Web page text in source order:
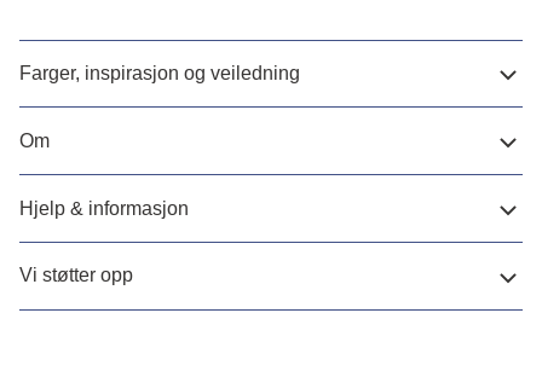
Farger, inspirasjon og veiledning
Om
Hjelp & informasjon
Vi støtter opp